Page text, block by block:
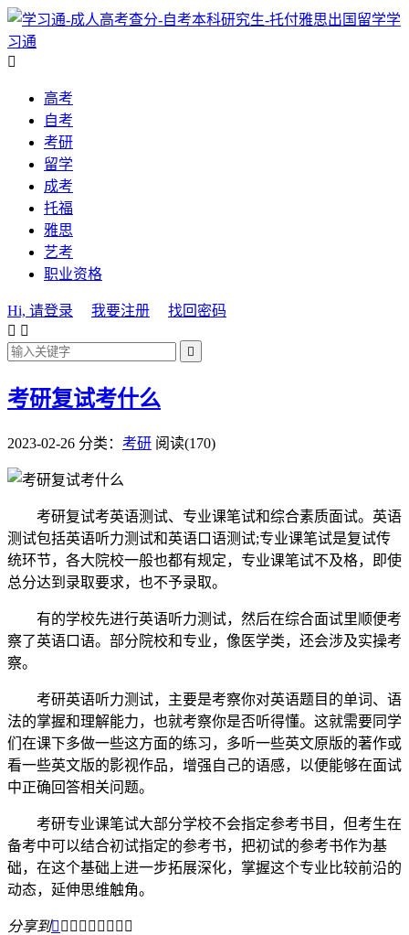
学
习通

高考
自考
考研
留学
成考
托福
雅思
艺考
职业资格
Hi, 请登录 我要注册
找回密码
 

考研复试考什么
2023-02-26 分类： 考研 阅读(170)
考研复试考英语测试、专业课笔试和综合素质面试。英语
测试包括英语听力测试和英语口语测试;专业课笔试是复试传
统环节，各大院校一般也都有规定，专业课笔试不及格，即使
总分达到录取要求，也不予录取。
有的学校先进行英语听力测试，然后在综合面试里顺便考
察了英语口语。部分院校和专业，像医学类，还会涉及实操考
察。
考研英语听力测试，主要是考察你对英语题目的单词、语
法的掌握和理解能力，也就考察你是否听得懂。这就需要同学
们在课下多做一些这方面的练习，多听一些英文原版的著作或
看一些英文版的影视作品，增强自己的语感，以便能够在面试
中正确回答相关问题。
考研专业课笔试大部分学校不会指定参考书目，但考生在
备考中可以结合初试指定的参考书，把初试的参考书作为基
础，在这个基础上进一步拓展深化，掌握这个专业比较前沿的
动态，延伸思维触角。
分享到        